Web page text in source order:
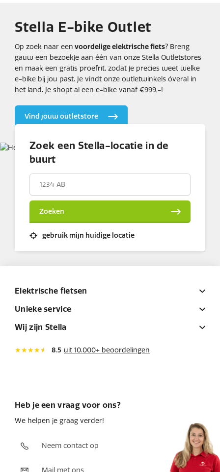
Stella E-bike Outlet
Op zoek naar een voordelige elektrische fiets? Breng
gauw een bezoekje aan één van onze Stella Outletstores
en maak een gratis proefrit, zodat je precies weet welke
e-bike bij jou past. Je vindt onze outletwinkels óveral in
het land. Je shopt al een e-bike vanaf €999,-!
Vind jouw outletstore
Zoek een Stella-locatie in de
buurt
Postcode
Zoeken
gebruik mijn huidige locatie
Elektrische fietsen
Unieke service
Wij zijn Stella
Heb je een vraag voor ons?
We helpen je graag verder!
Neem contact op
8.5 uit 10.000+ beoordelingen